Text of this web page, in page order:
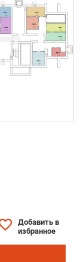
Добавить в
избранное